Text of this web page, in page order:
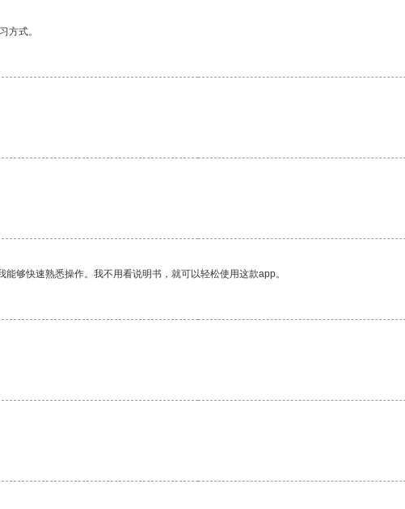
方式。
够快速熟悉操作。我不用看说明书，就可以轻松使用这款app。